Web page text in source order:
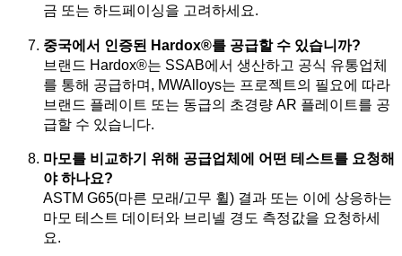
금 또는 하드페이싱을 고려하세요.
중국에서 인증된 Hardox®를 공급할 수 있습니까?
브랜드 Hardox®는 SSAB에서 생산하고 공식 유통업체
를 통해 공급하며, MWAlloys는 프로젝트의 필요에 따라
브랜드 플레이트 또는 동급의 초경량 AR 플레이트를 공
급할 수 있습니다.
마모를 비교하기 위해 공급업체에 어떤 테스트를 요청해
야 하나요?
ASTM G65(마른 모래/고무 휠) 결과 또는 이에 상응하는
마모 테스트 데이터와 브리넬 경도 측정값을 요청하세
요.